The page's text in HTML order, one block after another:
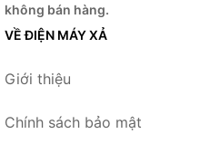
không bán hàng.
VỀ ĐIỆN MÁY XẢ
Giới thiệu
Chính sách bảo mật